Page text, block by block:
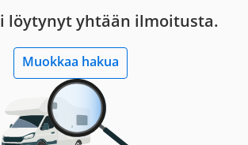
löytynyt yhtään ilmoitusta.
Muokkaa hakua